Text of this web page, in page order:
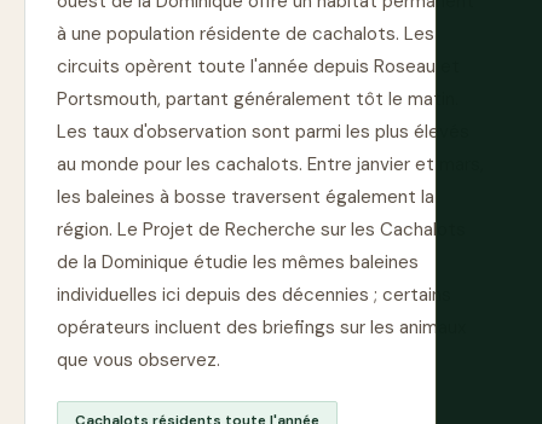
à une population résidente de cachalots. Les
circuits opèrent toute l'année depuis Roseau et
Portsmouth, partant généralement tôt le matin.
Les taux d'observation sont parmi les plus élevés
au monde pour les cachalots. Entre janvier et mars,
les baleines à bosse traversent également la
région. Le Projet de Recherche sur les Cachalots
de la Dominique étudie les mêmes baleines
individuelles ici depuis des décennies ; certains
opérateurs incluent des briefings sur les animaux
que vous observez.